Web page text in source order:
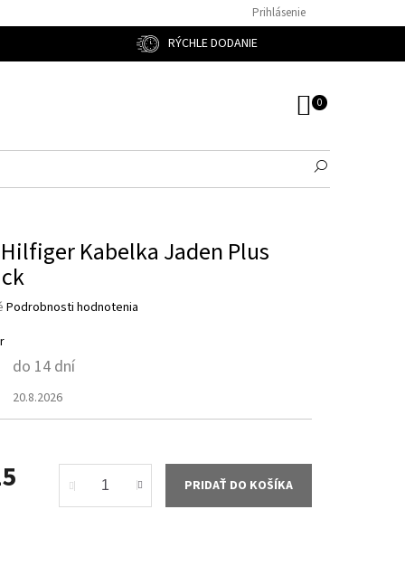
Prihlásenie
RÝCHLE DODANIE
Kabelka Jaden Plus
Podrobnosti hodnotenia
PRIDAŤ DO KOŠÍKA
do 14 dní
20.8.2026